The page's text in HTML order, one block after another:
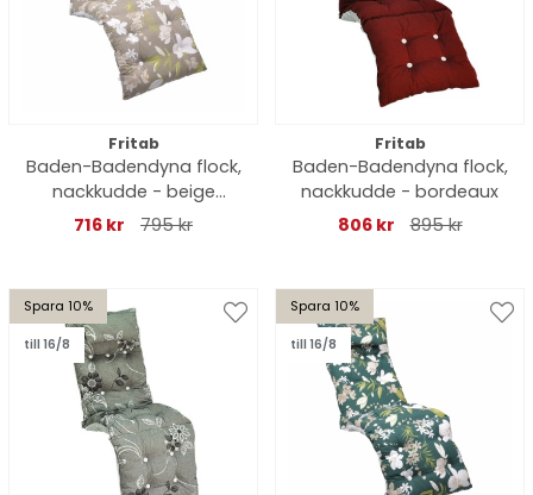
Fritab
Baden-Badendyna flock,
nackkudde - beige
botanical
716 kr 795 kr
Fritab
Baden-Badendyna flock,
nackkudde - bordeaux
806 kr
895 kr
Spara 10%
till 16/8
Spara 10%
till 16/8